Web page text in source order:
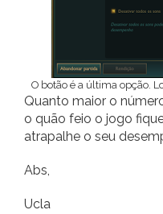
O botão é a última opção.
Quanto maior o
o quão feio o jogo
atrapalhe o seu
Abs,
Ucla